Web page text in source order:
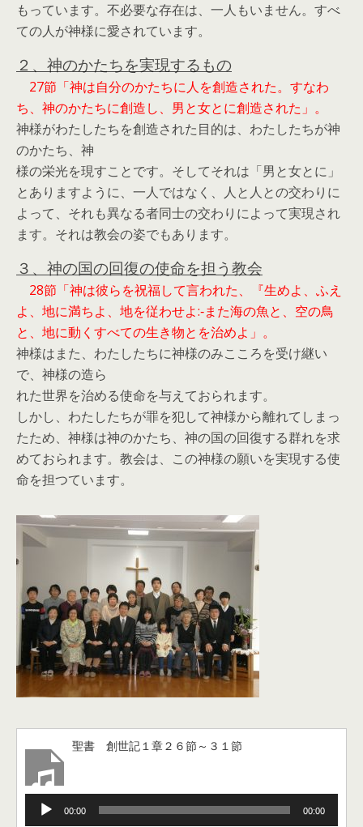
もっています。不必要な存在は、一人もいません。すべ
ての人が神様に愛されています。
２、神のかたちを実現するもの
27節「神は自分のかたちに人を創造された。すなわ
ち、神のかたちに創造し、男と女とに創造された」。
神様がわたしたちを創造された目的は、わたしたちが神
のかたち、神
様の栄光を現すことです。そしてそれは「男と女とに」
とありますように、一人ではなく、人と人との交わりに
よって、それも異なる者同士の交わりによって実現され
ます。それは教会の姿でもあります。
３、神の国の回復の使命を担う教会
28節「神は彼らを祝福して言われた、『生めよ、ふえ
よ、地に満ちよ、地を従わせよ:‐また海の魚と、空の鳥
と、地に動くすべての生き物とを治めよ」。
神様はまた、わたしたちに神様のみこころを受け継い
で、神様の造ら
れた世界を治める使命を与えておられます。
しかし、わたしたちが罪を犯して神様から離れてしまっ
たため、神様は神のかたち、神の国の回復する群れを求
めておられます。教会は、この神様の願いを実現する使
命を担つています。
聖書 創世記１章２６節～３１節
00:00 00:00